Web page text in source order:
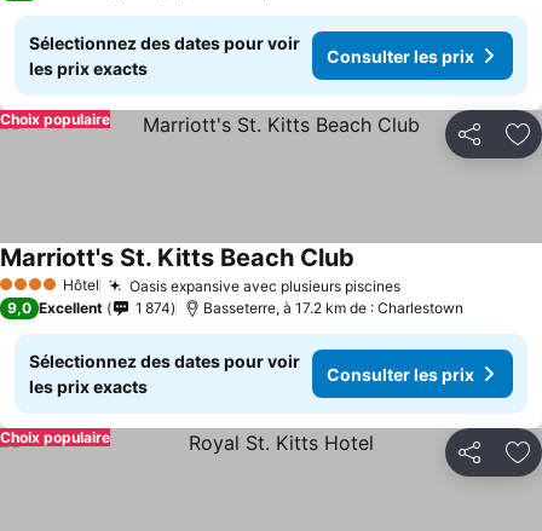
Sélectionnez des dates pour voir
les prix exacts
Consulter les prix
Partager
Choix populaire
4 Étoiles Hôtel Oasis expansive avec plusieurs piscines
Marriott's St. Kitts Beach Club
9,0 Excellent 1 874 Basseterre, à 17.2 km de : Charlestown
Sélectionnez des dates pour voir
les prix exacts
Consulter les prix
Partager
Choix populaire